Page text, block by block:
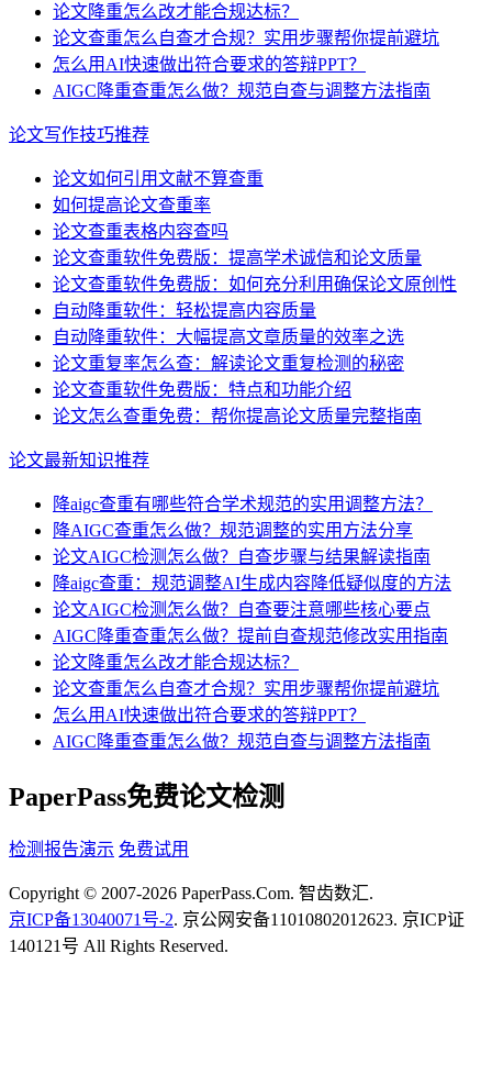
论文降重怎么改才能合规达标？
论文查重怎么自查才合规？实用步骤帮你提前避坑
怎么用AI快速做出符合要求的答辩PPT？
AIGC降重查重怎么做？规范自查与调整方法指南
论文写作技巧推荐
论文如何引用文献不算查重
如何提高论文查重率
论文查重表格内容查吗
论文查重软件免费版：提高学术诚信和论文质量
论文查重软件免费版：如何充分利用确保论文原创性
自动降重软件：轻松提高内容质量
自动降重软件：大幅提高文章质量的效率之选
论文重复率怎么查：解读论文重复检测的秘密
论文查重软件免费版：特点和功能介绍
论文怎么查重免费：帮你提高论文质量完整指南
论文最新知识推荐
降aigc查重有哪些符合学术规范的实用调整方法？
降AIGC查重怎么做？规范调整的实用方法分享
论文AIGC检测怎么做？自查步骤与结果解读指南
降aigc查重：规范调整AI生成内容降低疑似度的方法
论文AIGC检测怎么做？自查要注意哪些核心要点
AIGC降重查重怎么做？提前自查规范修改实用指南
论文降重怎么改才能合规达标？
论文查重怎么自查才合规？实用步骤帮你提前避坑
怎么用AI快速做出符合要求的答辩PPT？
AIGC降重查重怎么做？规范自查与调整方法指南
PaperPass免费论文检测
检测报告演示 免费试用
Copyright © 2007-2026 PaperPass.Com. 智齿数汇.
京ICP备13040071号-2. 京公网安备11010802012623. 京ICP证
140121号 All Rights Reserved.